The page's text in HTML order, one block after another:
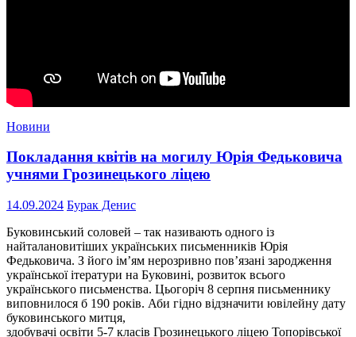
Новини
Покладання квітів на могилу Юрія Федьковича
учнями Грозинецького ліцею
14.09.2024 Бурак Денис
Буковинський соловей – так називають одного із
найталановитіших українських письменників Юрія
Федьковича. З його ім’ям нерозривно пов’язані зародження
української ітератури на Буковині, розвиток всього
українського письменства. Цьогоріч 8 серпня письменнику
виповнилося б 190 років. Аби гідно відзначити ювілейну дату
буковинського митця,
здобувачі освіти 5-7 класів Грозинецького ліцею Топорівської